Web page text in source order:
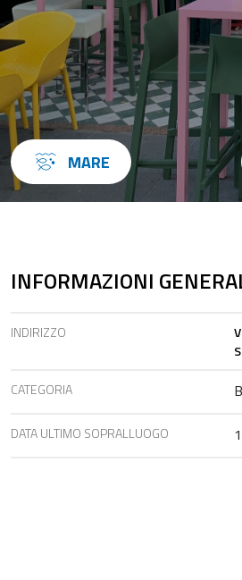
MARE
INFORMAZIONI
INDIRIZZO
CATEGORIA
DATA ULTIMO SOPRALLUOGO